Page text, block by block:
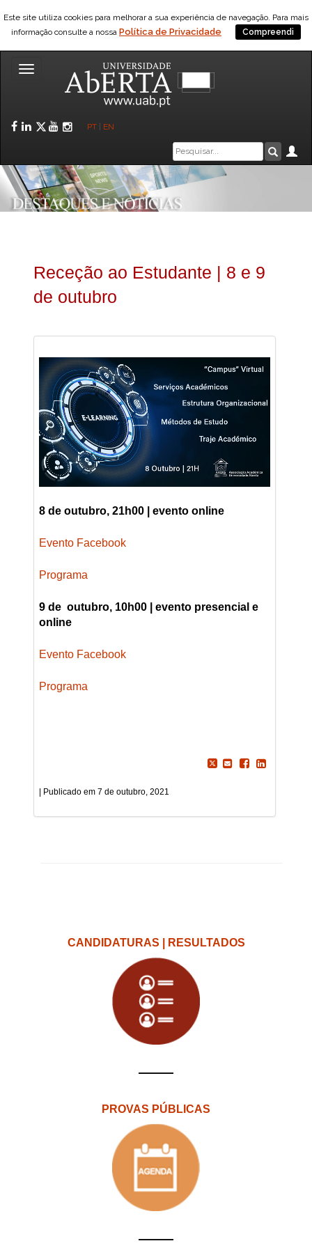
Este site utiliza cookies para melhorar a sua experiência de navegação. Para mais
informação consulte a nossa Política de Privacidade Compreendi
Toggle
Facebook
LinkedIn
Twitter
YouTube
Instagram
PT EN
Caixa
de
pesquisa
Receção ao Estudante | 8 e 9
de outubro
8 de outubro, 21h00 | evento online
Evento Facebook
Programa
9 de outubro, 10h00 | evento presencial e
online
Evento Facebook
Programa
7 de outubro, 2021
CANDIDATURAS | RESULTADOS
PROVAS PÚBLICAS